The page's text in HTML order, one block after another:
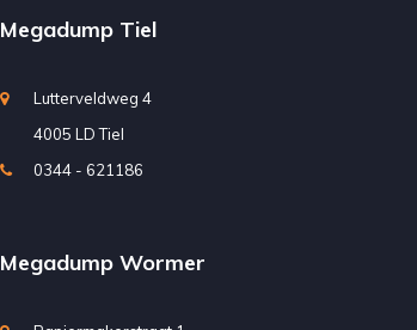
Megadump Tiel
Lutterveldweg 4
4005 LD Tiel
0344 - 621186
Megadump Wormer